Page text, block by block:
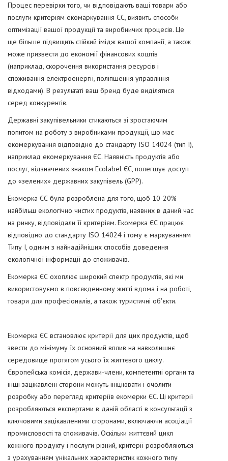
Процес перевірки того, чи відповідають ваші товари або
послуги критеріям екомаркування ЄС, виявить способи
оптимізації вашої продукції та виробничих процесів. Це
ще більше підвищить стійкий імідж вашої компанії, а також
може призвести до економії фінансових коштів
(наприклад, скорочення використання ресурсів і
споживання електроенергії, поліпшення управління
відходами). В результаті ваш бренд буде виділятися
серед конкурентів.
Державні закупівельники стикаються зі зростаючим
попитом на роботу з виробниками продукції, що має
екомеркування відповідно до стандарту ISO 14024 (тип I),
наприклад екомеркування ЄС. Наявність продуктів або
послуг, відзначених знаком Ecolabel ЄС, полегшує доступ
до «зелених» державних закупівель (GPP).
Екомерка ЄС була розроблена для того, щоб 10-20%
найбільш екологічно чистих продуктів, наявних в даний час
на ринку, відповідали її критеріям. Екомерка ЄС працює
відповідно до стандарту ISO 14024 і тому є маркуванням
Типу I, одним з найнадійніших способів доведення
екологічної інформації до споживачів.
Екомерка ЄС охоплює широкий спектр продуктів, які ми
використовуємо в повсякденному житті вдома і на роботі,
товари для професіоналів, а також туристичні об'єкти.
Екомерка ЄС встановлює критерії для цих продуктів, щоб
звести до мінімуму їх основний вплив на навколишнє
середовище протягом усього їх життєвого циклу.
Європейська комісія, держави-члени, компетентні органи та
інші зацікавлені сторони можуть ініціювати і очолити
розробку або перегляд критеріїв екомерки ЄС. Ці критерії
розробляються експертами в даній області в консультації з
ключовими зацікавленими сторонами, включаючи асоціації
промисловості та споживачів. Оскільки життєвий цикл
кожного продукту і послуги різний, критерії розробляються
з урахуванням унікальних характеристик кожного типу